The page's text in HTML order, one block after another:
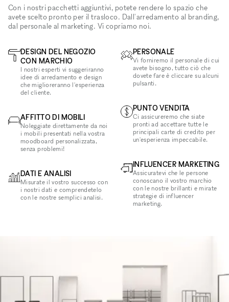
Con i nostri pacchetti aggiuntivi, potete rendere lo spazio che
avete scelto pronto per il trasloco. Dall'arredamento al branding,
dal personale al marketing. Vi copriamo noi.
DESIGN DEL NEGOZIO
CON MARCHIO
I nostri esperti vi suggeriranno
idee di arredamento e design
che miglioreranno l'esperienza
del cliente.
AFFITTO DI MOBILI
Noleggiate direttamente da noi
i mobili presentati nella vostra
moodboard personalizzata,
senza problemi!
DATI E ANALISI
Misurate il vostro successo con
i nostri dati e comprendetelo
con le nostre semplici analisi.
PERSONALE
Vi forniremo il personale di cui
avete bisogno, tutto ciò che
dovete fare è cliccare su alcuni
pulsanti.
PUNTO VENDITA
Ci assicureremo che siate
pronti ad accettare tutte le
principali carte di credito per
un'esperienza impeccabile.
INFLUENCER MARKETING
Assicuratevi che le persone
conoscano il vostro marchio
con le nostre brillanti e mirate
strategie di influencer
marketing.